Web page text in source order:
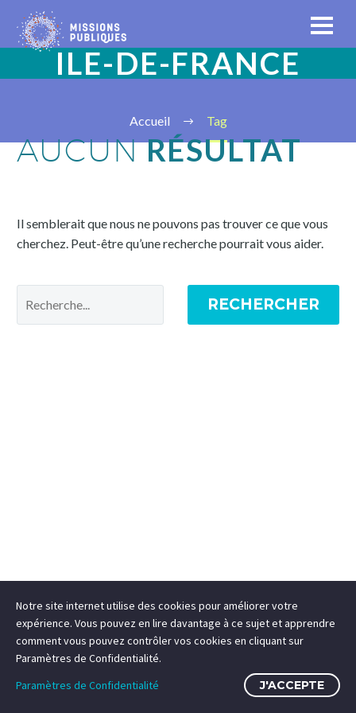
ILE-DE-FRANCE
Accueil Tag
AUCUNRÉSULTAT
Il semblerait que nous ne pouvons pas trouver ce que vous
cherchez. Peut-être qu’une recherche pourrait vous aider.
RECHERCHER
Notre site internet utilise des cookies pour améliorer votre
expérience. Vous pouvez en lire davantage à ce sujet et apprendre
comment vous pouvez contrôler vos cookies en cliquant sur
Paramètres de Confidentialité.
Paramètres de Confidentialité
J'ACCEPTE